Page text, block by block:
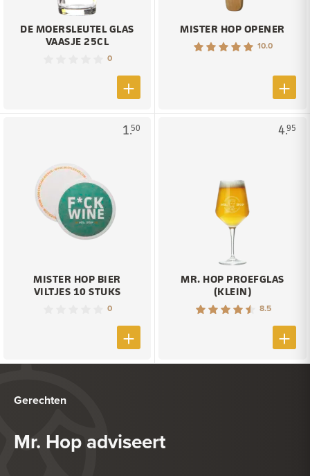
DE MOERSLEUTEL GLAS
VAASJE 25CL
0
MISTER HOP OPENER
10.0
1.50
MISTER HOP BIER
VILTJES 10 STUKS
0
4.95
MR. HOP PROEFGLAS
(KLEIN)
8.5
Gerechten
Mr. Hop adviseert